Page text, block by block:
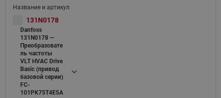
131N0178
Danfoss
131N0178 —
Преобразовате
ль частоты
VLT HVAC Drive
Basic (привод
базовой серии)
FC-
101PK75T4E5A